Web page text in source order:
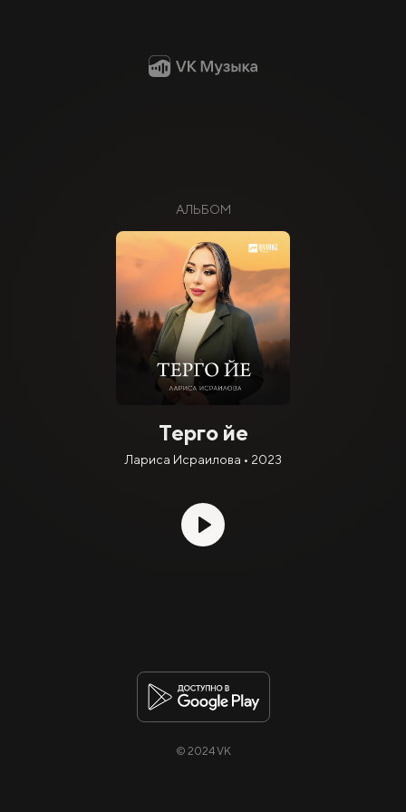
АЛЬБОМ
Терго йе
Лариса Исраилова • 2023
© 2024 VK